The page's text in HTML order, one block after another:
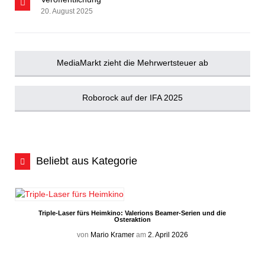
20. August 2025
MediaMarkt zieht die Mehrwertsteuer ab
Roborock auf der IFA 2025
Beliebt aus Kategorie
Triple-Laser fürs Heimkino: Valerions Beamer-Serien und die
Osteraktion
von Mario Kramer am 2. April 2026